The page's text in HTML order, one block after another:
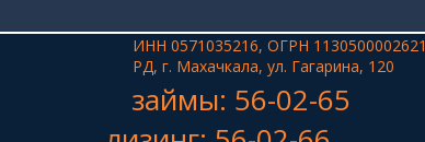
ИНН 0571035216, ОГРН 1130500002621
РД, г. Махачкала, ул. Гагарина, 120
займы: 56-02-65